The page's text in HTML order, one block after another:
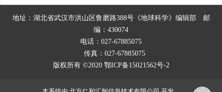
地址：湖北省武汉市洪山区鲁磨路388号《地球科学》编辑部 邮
编：430074
电话：027-67885075
传真：027-67885075
版权所有 ©2020 鄂ICP备15021562号-2